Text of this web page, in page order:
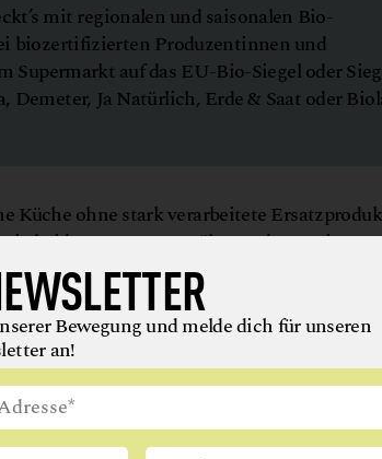
mit regionalen und saisonalen Bio-
biozertifizierten Produzentinnen und
auf das EU-Bio-Siegel oder
Ja Natürlich, Erde & Saat oder
Küche ohne stark verarbeitete
beiden veganen Ernährungsberaterinnen
Madeleine Blecher und
verraten wie und bringen ganz nebenbei
an einen Tisch: die vegane
wie den Papa, der seine Hausmannskost
Flexitarier-Freundin.
im Kneipp Verlag.
3-7088-0847-5
Bewegung und melde dich für unseren
an!